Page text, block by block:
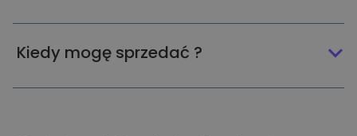
Kiedy mogę sprzedać ?